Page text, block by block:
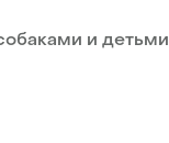
и детьми